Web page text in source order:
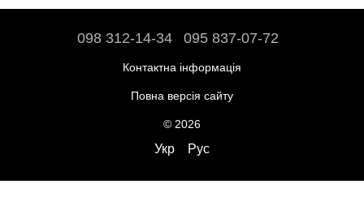
098 312-14-34 095 837-07-72
Контактна інформація
Повна версія сайту
© 2026
Укр Рус